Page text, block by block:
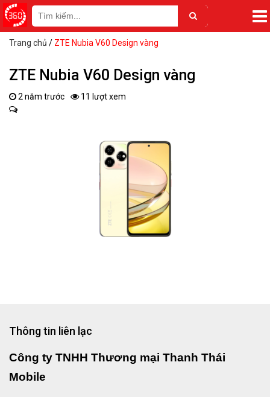
Trang chủ / ZTE Nubia V60 Design vàng
ZTE Nubia V60 Design vàng
2 năm trước 11 lượt xem
Thông tin liên lạc
Công ty TNHH Thương mại Thanh Thái
Mobile